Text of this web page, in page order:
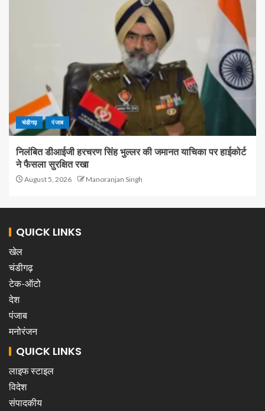
चंडीगढ़ पंजाब
निलंबित डीआईजी हरचरण सिंह भुल्लर की जमानत याचिका पर हाईकोर्ट
ने फैसला सुरक्षित रखा
August 5, 2026 Manoranjan Singh
QUICK LINKS
खेल
चंडीगढ़
टेक-ऑटो
देश
पंजाब
मनोरंजन
QUICK LINKS
लाइफ स्टाइल
विदेश
संपादकीय